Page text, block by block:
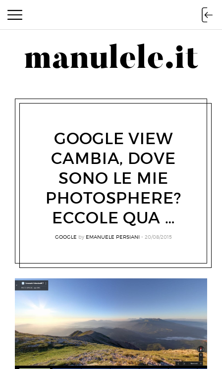
manulele.it
manulele.it
GOOGLE VIEW
CAMBIA, DOVE
SONO LE MIE
PHOTOSPHERE?
ECCOLE QUA …
GOOGLE by EMANUELE PERSIANI 20/08/2015